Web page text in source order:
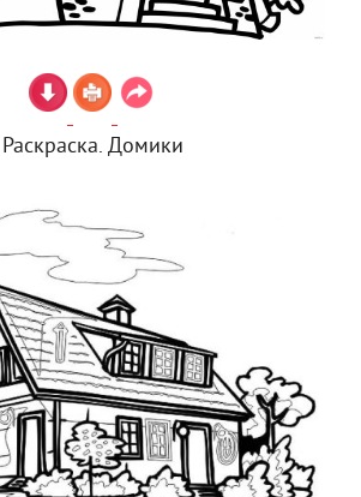
Раскраска. Домики